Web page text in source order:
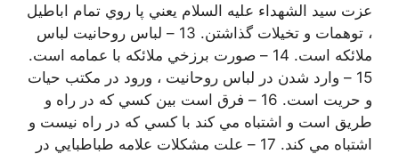
عزت سيد الشهداء علیه السلام يعني پا روي تمام اباطيل
، توهمات و تخيلات گذاشتن. 13 – لباس روحانيت لباس
ملائكه است. 14 – صورت برزخي ملائكه با عمامه است.
15 – وارد شدن در لباس روحانيت ، ورود در مكتب حيات
و حريت است. 16 – فرق است بين كسي كه در راه و
طريق است و اشتباه مي كند با كسي كه در راه نيست و
اشتباه مي كند. 17 – علت مشكلات علامه طباطبايي در